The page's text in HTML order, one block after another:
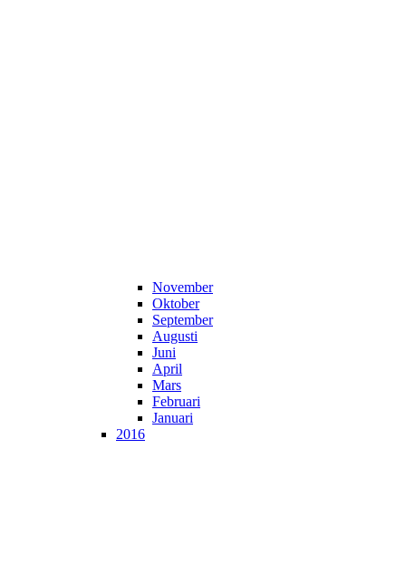
November
Oktober
September
Augusti
Juni
April
Mars
Februari
Januari
2016